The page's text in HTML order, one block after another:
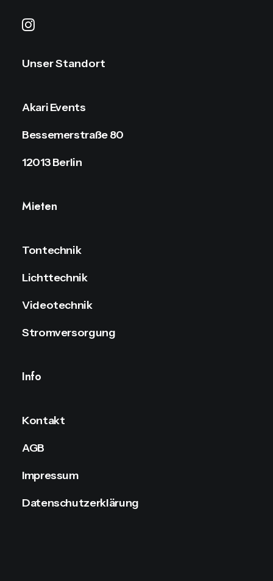
Unser Standort
Akari Events
Bessemerstraße 80
12013 Berlin
Mieten
Tontechnik
Lichttechnik
Videotechnik
Stromversorgung
Info
Kontakt
AGB
Impressum
Datenschutzerklärung